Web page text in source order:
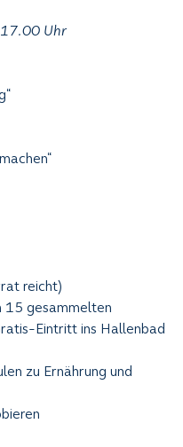
Uhr
reicht)
15 gesammelten
Eintritt ins Hallenbad
zu Ernährung und